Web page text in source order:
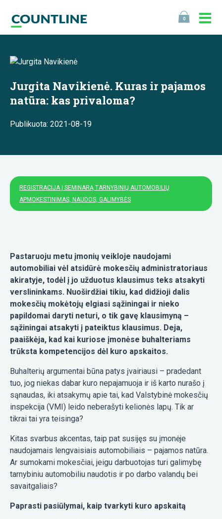
0
Jurgita Navikienė. Kuras ir pajamos
natūra: kas privaloma?
Publikuota: 2021-08-19
REGISTRACIJA Į SEMINARĄ TARNYBINIŲ AUTOMOBILIŲ
APMOKESTINIMAS, NAUDOS, GALIMYBĖS
Pastaruoju metu įmonių veikloje naudojami
automobiliai vėl atsidūrė mokesčių administratoriaus
akiratyje, todėl į jo užduotus klausimus teks atsakyti
verslininkams. Nuoširdžiai tikiu, kad didžioji dalis
mokesčių mokėtojų elgiasi sąžiningai ir nieko
papildomai daryti neturi, o tik gavę klausimyną –
sąžiningai atsakyti į pateiktus klausimus. Deja,
paaiškėja, kad kai kuriose įmonėse buhalteriams
trūksta kompetencijos dėl kuro apskaitos.
Buhalterių argumentai būna patys įvairiausi – pradedant
tuo, jog niekas dabar kuro nepajamuoja ir iš karto nurašo į
sąnaudas, iki atsakymų apie tai, kad Valstybinė mokesčių
inspekcija (VMI) leido neberašyti kelionės lapų. Tik ar
tikrai tai yra teisinga?
Kitas svarbus akcentas, taip pat susijęs su įmonėje
naudojamais lengvaisiais automobiliais – pajamos natūra.
Ar sumokami mokesčiai, jeigu darbuotojas turi galimybę
tarnybiniu automobiliu naudotis ir po darbo valandų bei
savaitgaliais?
Paprasti pasiūlymai, kaip tvarkyti kuro apskaitą